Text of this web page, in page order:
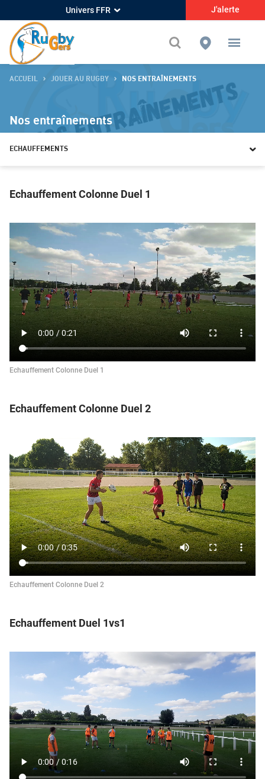
Univers FFR J'alerte
ACCUEIL JOUER AU RUGBY NOS ENTRAÎNEMENTS
Nos entraînements
ECHAUFFEMENTS
Entrainements pour les arrières
Echauffement Colonne Duel 1
Echauffement Colonne Duel 1
Echauffement Colonne Duel 2
Echauffement Colonne Duel 2
Echauffement Duel 1vs1
Echauffements - Comité Départemental de Rugby du Gers